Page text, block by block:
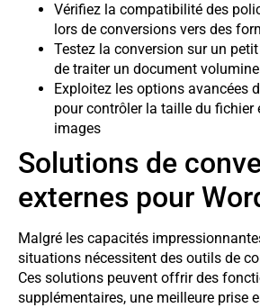
Vérifiez la compatibilité des
lors de conversions vers des
Testez la conversion sur un
de traiter un document
Exploitez les options avancées
pour contrôler la taille du fichier
images
Solutions de
externes pour
Malgré les capacités
situations nécessitent des outils de
Ces solutions peuvent offrir des
supplémentaires, une meilleure prise